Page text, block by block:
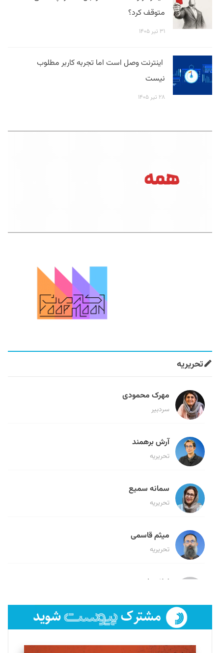
متوقف کرد؟
۳۱ تیر ۱۴۰۵
اینترنت وصل است اما تجربه کاربر مطلوب
نیست
۲۸ تیر ۱۴۰۵
تحریریه
مهرک محمودی
سردبیر
آرش برهمند
تحریریه
سمانه سمیع
تحریریه
میثم قاسمی
تحریریه
لیلا حنارود
فائزه فتحی رستمی
تحریریه